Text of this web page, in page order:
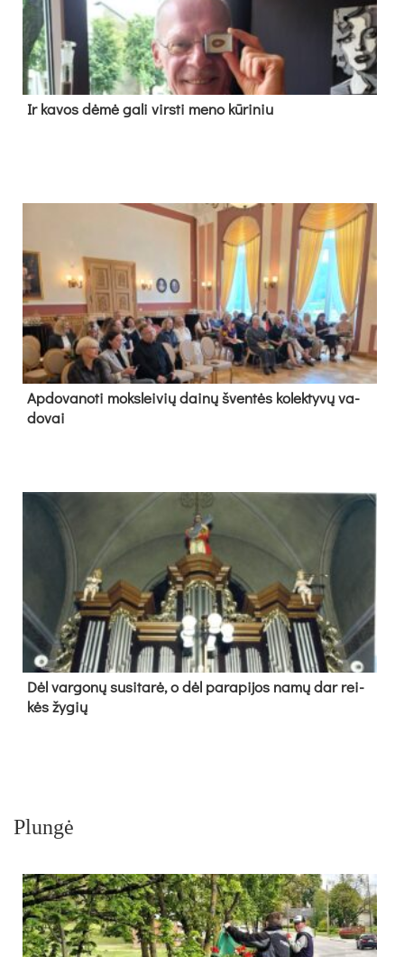
Ir ka­vos dė­mė ga­li virs­ti me­no kū­ri­niu
Ap­do­va­no­ti moks­lei­vių dai­nų šven­tės ko­lek­ty­vų va­
do­vai
Dėl var­go­nų su­si­ta­rė, o dėl pa­ra­pi­jos na­mų dar rei­
kės žy­gių
Plungė